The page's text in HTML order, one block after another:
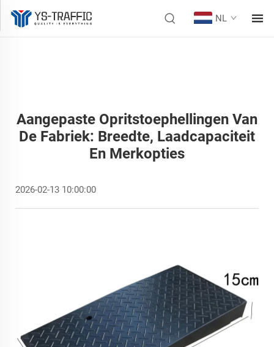
NL
Aangepaste Opritstoephellingen Van
De Fabriek: Breedte, Laadcapaciteit
En Merkopties
2026-02-13 10:00:00